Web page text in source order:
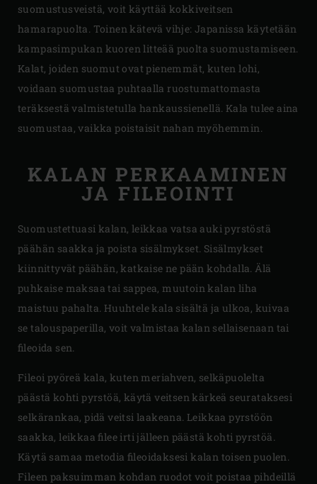
suomustusveistä, voit käyttää kokkiveitsen
hamarapuolta. Toinen kätevä vihje: Japanissa käytetään
kampasimpukan kuoren litteää puolta suomustamiseen.
Kalat, joiden suomut ovat pienemmät, kuten lohi,
voidaan suomustaa puhtaalla ruostumattomasta
teräksestä valmistetulla hankaussienellä. Kala tulee aina
suomustaa, vaikka poistaisit nahan myöhemmin.
KALAN PERKAAMINEN
JA FILEOINTI
Suomustettuasi kalan, leikkaa vatsa auki pyrstöstä
päähän saakka ja poista sisälmykset. Sisälmykset
kiinnittyvät päähän, katkaise ne pään kohdalla. Älä
puhkaise maksaa tai sappea, muutoin kalan liha
maistuu pahalta. Huuhtele kala sisältä ja ulkoa, kuivaa
se talouspaperilla, voit valmistaa kalan sellaisenaan tai
fileoida sen.
Fileoi pyöreä kala, kuten meriahven, selkäpuolelta
päästä kohti pyrstöä, käytä veitsen kärkeä seurataksesi
selkärankaa, pidä veitsi laakeana. Leikkaa pyrstöön
saakka, leikkaa filee irti jälleen päästä kohti pyrstöä.
Käytä samaa metodia fileoidaksesi kalan toisen puolen.
Fileen paksuimman kohdan ruodot voit poistaa pihdeillä